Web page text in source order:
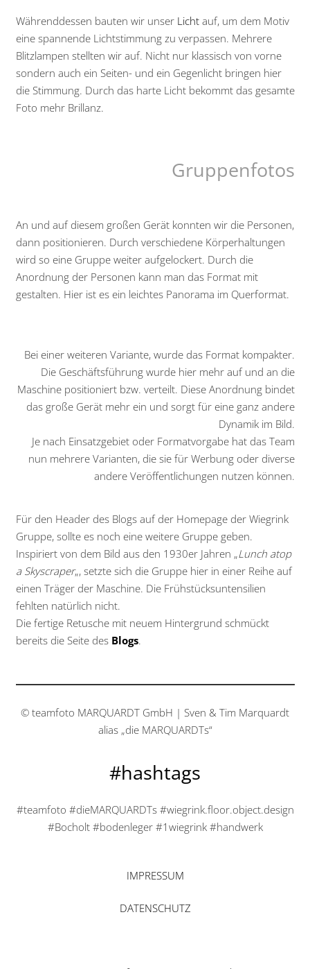
Währenddessen bauten wir unser Lichtauf, um dem Motiv
eine spannende Lichtstimmung zu verpassen. Mehrere
Blitzlampen stellten wir auf. Nicht nur klassisch von vorne
sondern auch ein Seiten- und ein Gegenlicht bringen hier
die Stimmung. Durch das harte Licht bekommt das gesamte
Foto mehr Brillanz.
Gruppenfotos
An und auf diesem großen Gerät konnten wir die Personen,
dann positionieren. Durch verschiedene Körperhaltungen
wird so eine Gruppe weiter aufgelockert. Durch die
Anordnung der Personen kann man das Format mit
gestalten. Hier ist es ein leichtes Panorama im Querformat.
Bei einer weiteren Variante, wurde das Format kompakter.
Die Geschäftsführung wurde hier mehr auf und an die
Maschine positioniert bzw. verteilt. Diese Anordnung bindet
das große Gerät mehr ein und sorgt für eine ganz andere
Dynamik im Bild.
Je nach Einsatzgebiet oder Formatvorgabe hat das Team
nun mehrere Varianten, die sie für Werbung oder diverse
andere Veröffentlichungen nutzen können.
Für den Header des Blogs auf der Homepage der Wiegrink
Gruppe, sollte es noch eine weitere Gruppe geben.
Inspiriert von dem Bild aus den 1930er Jahren „Lunch atop
a Skyscraper„, setzte sich die Gruppe hier in einer Reihe auf
einen Träger der Maschine. Die Frühstücksuntensilien
fehlten natürlich nicht.
Die fertige Retusche mit neuem Hintergrund schmückt
bereits die Seite des Blogs.
© teamfoto MARQUARDT GmbH | Sven & Tim Marquardt
alias „die MARQUARDTs“
#hashtags
#teamfoto #dieMARQUARDTs #wiegrink.floor.object.design
#Bocholt #bodenleger #1wiegrink #handwerk
IMPRESSUM
DATENSCHUTZ